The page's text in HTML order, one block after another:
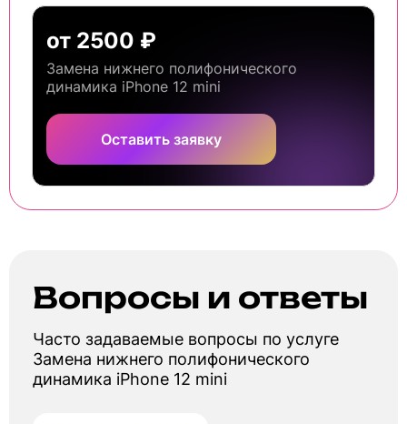
от 2500 ₽
Замена нижнего полифонического
динамика iPhone 12 mini
Оставить заявку
Вопросы и ответы
Часто задаваемые вопросы по услуге
Замена нижнего полифонического
динамика iPhone 12 mini